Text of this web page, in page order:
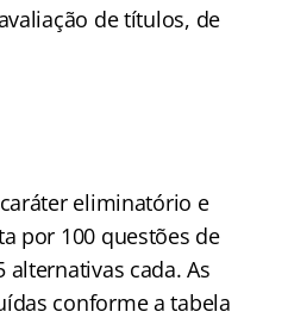
de títulos, de
eliminatório e
por 100 questões de
cada. As
conforme a tabela